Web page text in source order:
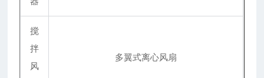
搅
拌
风
多翼式离心风扇